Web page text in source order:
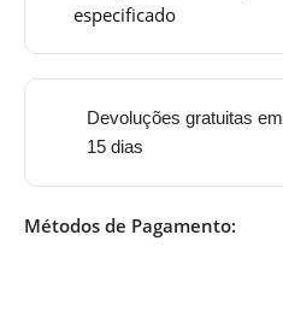
especificado
Devoluções gratuitas em
15 dias
Métodos de Pagamento: